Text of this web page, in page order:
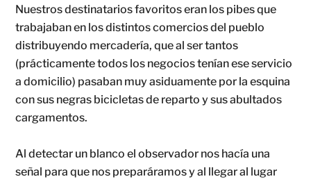
Nuestros destinatarios favoritos eran los pibes que
trabajaban en los distintos comercios del pueblo
distribuyendo mercadería, que al ser tantos
(prácticamente todos los negocios tenían ese servicio
a domicilio) pasaban muy asiduamente por la esquina
con sus negras bicicletas de reparto y sus abultados
cargamentos.
Al detectar un blanco el observador nos hacía una
señal para que nos preparáramos y al llegar al lugar